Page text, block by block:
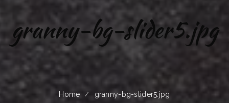
granny-bg-slider5.jpg
Home granny-bg-slider5.jpg